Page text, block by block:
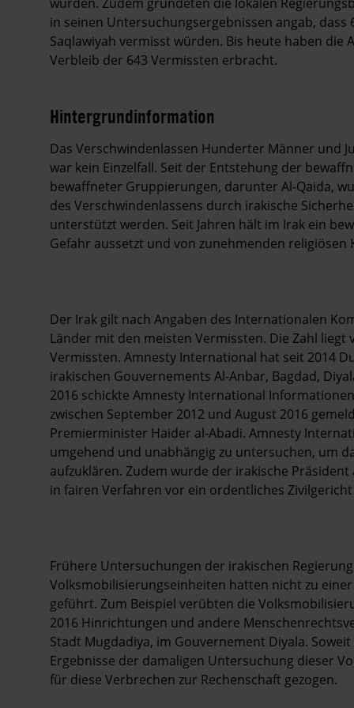
in seinen Untersuchungsergebnissen angab,
Saqlawiyah vermisst würden. Bis heute haben die
Verbleib der 643 Vermissten erbracht.
Hintergrundinformation
Hintergrund
Das Verschwindenlassen Hunderter Männer und
war kein Einzelfall. Seit der Entstehung der
bewaffneter Gruppierungen, darunter Al-Qaida,
des Verschwindenlassens durch irakische
unterstützt werden. Seit Jahren hält im Irak ein
Gefahr aussetzt und von zunehmenden religiösen
Der Irak gilt nach Angaben des Internationalen
Länder mit den meisten Vermissten. Die Zahl
Vermissten. Amnesty International hat seit 2014
irakischen Gouvernements Al-Anbar, Bagdad,
2016 schickte Amnesty International
zwischen September 2012 und August 2016
Premierminister Haider al-Abadi. Amnesty
umgehend und unabhängig zu untersuchen, um
aufzuklären. Zudem wurde der irakische
in fairen Verfahren vor ein ordentliches
Frühere Untersuchungen der irakischen
Volksmobilisierungseinheiten hatten nicht zu
geführt. Zum Beispiel verübten die
2016 Hinrichtungen und andere
Stadt Mugdadiya, im Gouvernement Diyala.
Ergebnisse der damaligen Untersuchung dieser
für diese Verbrechen zur Rechenschaft gezogen.